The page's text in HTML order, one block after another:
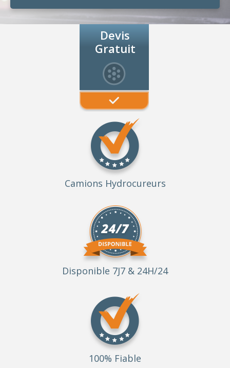
Devis
Gratuit
Camions Hydrocureurs
Disponible 7J7 & 24H/24
100% Fiable